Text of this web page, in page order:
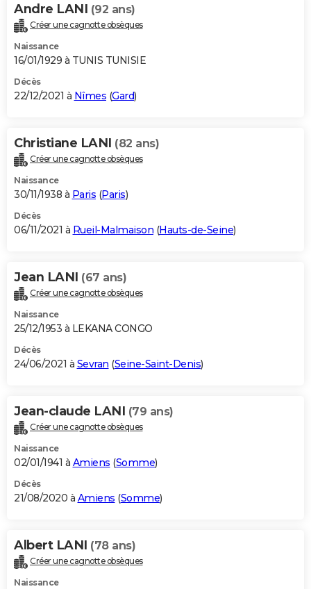
Andre LANI (92 ans)
Créer une cagnotte obsèques
Naissance
16/01/1929 à TUNIS TUNISIE
Décès
22/12/2021 à Nîmes (Gard)
Christiane LANI (82 ans)
Créer une cagnotte obsèques
Naissance
30/11/1938 à Paris (Paris)
Décès
06/11/2021 à Rueil-Malmaison (Hauts-de-Seine)
Jean LANI (67 ans)
Créer une cagnotte obsèques
Naissance
25/12/1953 à LEKANA CONGO
Décès
24/06/2021 à Sevran (Seine-Saint-Denis)
Jean-claude LANI (79 ans)
Créer une cagnotte obsèques
Naissance
02/01/1941 à Amiens (Somme)
Décès
21/08/2020 à Amiens (Somme)
Albert LANI (78 ans)
Créer une cagnotte obsèques
Naissance